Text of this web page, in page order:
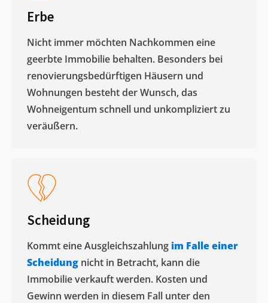
Erbe
Nicht immer möchten Nachkommen eine
geerbte Immobilie behalten. Besonders bei
renovierungsbedürftigen Häusern und
Wohnungen besteht der Wunsch, das
Wohneigentum schnell und unkompliziert zu
veräußern. ​
Scheidung
Kommt eine Ausgleichszahlung im Falle einer
Scheidung nicht in Betracht, kann die
Immobilie verkauft werden. Kosten und
Gewinn werden in diesem Fall unter den